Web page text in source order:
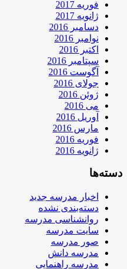
فوریه 2017
ژانویه 2017
دسامبر 2016
نوامبر 2016
اکتبر 2016
سپتامبر 2016
آگوست 2016
جولای 2016
ژوئن 2016
می 2016
آوریل 2016
مارس 2016
فوریه 2016
ژانویه 2016
دسته‌ها
اخبار مدرسه جدید
دسته‌بندی نشده
روانشناسی مدرسه
سایت مدرسه
صور مدرسه
مدرسه دانش
مدرسه راهنمایی